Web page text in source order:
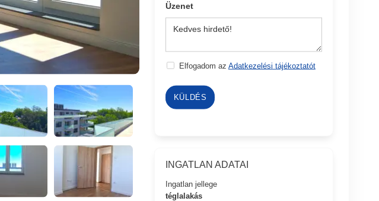
Üzenet
Elfogadom az Adatkezelési tájékoztatót
KÜLDÉS
INGATLAN ADATAI
Ingatlan jellege
téglalakás